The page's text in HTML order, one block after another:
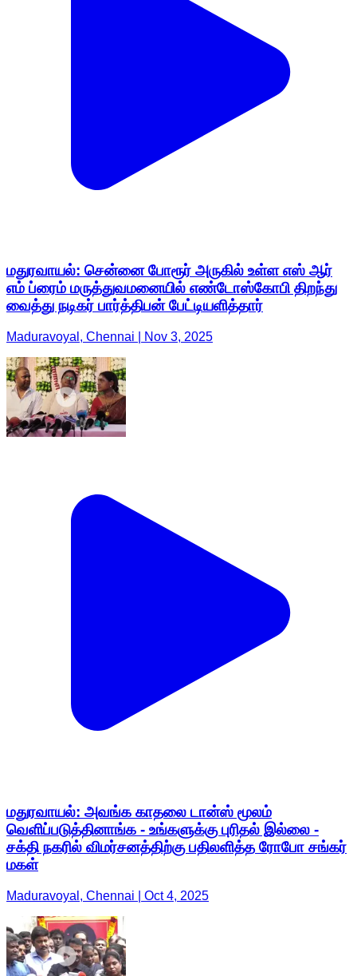
மதுரவாயல்: சென்னை போரூர் அருகில் உள்ள எஸ் ஆர்
எம் ப்ரைம் மருத்துவமனையில் எண்டோஸ்கோபி திறந்து
வைத்து நடிகர் பார்த்திபன் பேட்டியளித்தார்
Maduravoyal, Chennai | Nov 3, 2025
மதுரவாயல்: அவங்க காதலை டான்ஸ் மூலம்
வெளிப்படுத்தினாங்க - உங்களுக்கு புரிதல் இல்லை -
சக்தி நகரில் விமர்சனத்திற்கு பதிலளித்த ரோபோ சங்கர்
மகள்
Maduravoyal, Chennai | Oct 4, 2025